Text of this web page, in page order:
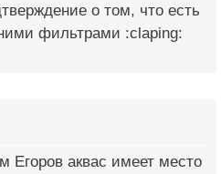
о том, что есть
фильтрами :claping:
Егоров аквас имеет место